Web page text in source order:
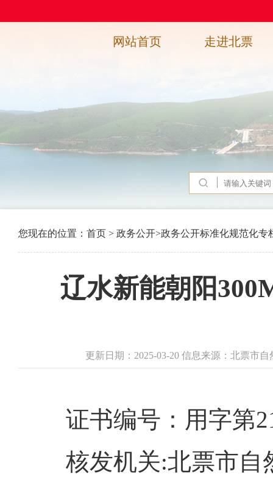
网站首页 走进北票
您现在的位置： 首页 > 政务公开>政务公开标准化规范化专
辽水新能朝阳
更新日期：2025-03-20 信息来源：北票市
证书编号：用字第
核发机关:北票市自